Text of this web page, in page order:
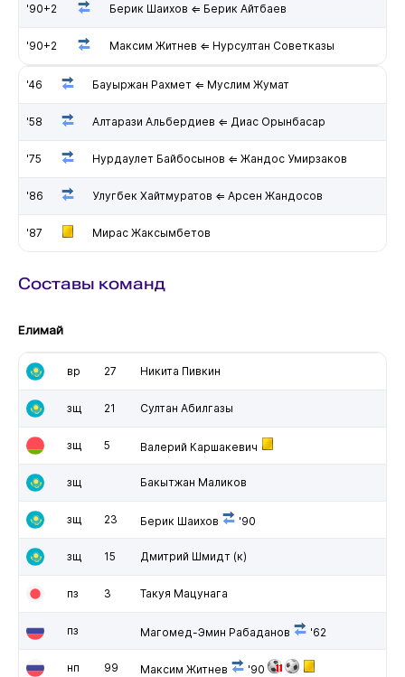
'90+2 Берик Шаихов ⇐ Берик Айтбаев
'90+2 Максим Житнев ⇐ Нурсултан Советказы
'46 Бауыржан Рахмет ⇐ Муслим Жумат
'58 Алтарази Альбердиев ⇐ Диас Орынбасар
'75 Нурдаулет Байбосынов ⇐ Жандос Умирзаков
'86 Улугбек Хайтмуратов ⇐ Арсен Жандосов
'87 Мирас Жаксымбетов
Составы команд
Елимай
вр 27 Никита Пивкин
зщ 21 Султан Абилгазы
зщ 5 Валерий Каршакевич
зщ Бакытжан Маликов
зщ 23 Берик Шаихов '90
зщ 15 Дмитрий Шмидт(к)
пз 3 Такуя Мацунага
пз Магомед-Эмин Рабаданов '62
нп 99 Максим Житнев '90